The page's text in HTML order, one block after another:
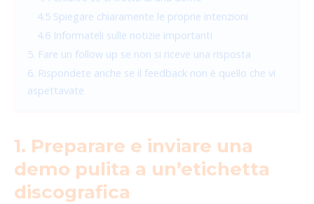
4.5 Spiegare chiaramente le proprie intenzioni
4.6 Informateli sulle notizie importanti
5. Fare un follow up se non si riceve una risposta
6. Rispondete anche se il feedback non è quello che vi
aspettavate
1. Preparare e inviare una
demo pulita a un’etichetta
discografica